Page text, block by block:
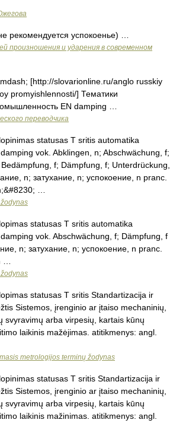
рекомендуется успокоенье) …
произношения и ударения в современном
[http://slovarionline.ru/anglo russkiy
promyishlennosti/] Тематики
EN damping …
переводчика
statusas T sritis automatika
vok. Abklingen, n; Abschwächung, f;
f; Dämpfung, f; Unterdrückung,
n; затухание, n; успокоение, n pranc.
…
statusas T sritis automatika
vok. Abschwächung, f; Dämpfung, f
n; затухание, n; успокоение, n pranc.
…
statusas T sritis Standartizacija ir
Sistemos, įrenginio ar įtaiso mechaninių,
svyravimų arba virpesių, kartais kūnų
laikinis mažėjimas. atitikmenys: angl.
metrologijos terminų žodynas
statusas T sritis Standartizacija ir
Sistemos, įrenginio ar įtaiso mechaninių,
svyravimų arba virpesių, kartais kūnų
laikinis mažinimas. atitikmenys: angl.